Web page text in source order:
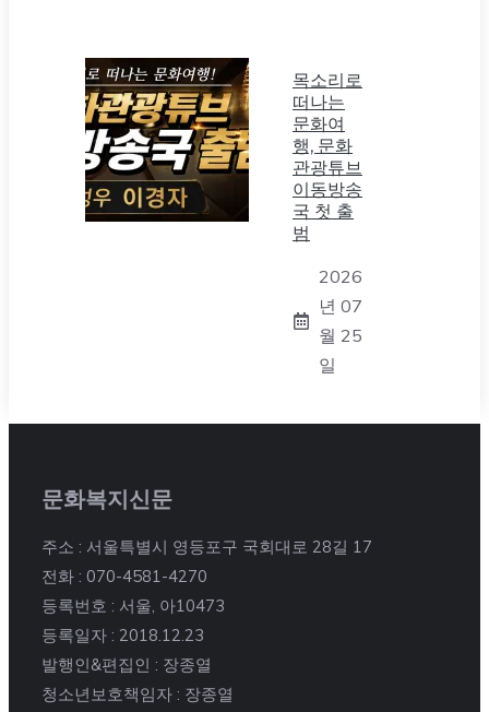
목소리로
떠나는
문화여
행, 문화
관광튜브
이동방송
국 첫 출
범
2026
년 07
월 25
일
문화복지신문
주소 : 서울특별시 영등포구 국회대로 28길 17
전화 : 070-4581-4270
등록번호 : 서울, 아10473
등록일자 : 2018.12.23
발행인&편집인 : 장종열
청소년보호책임자 : 장종열